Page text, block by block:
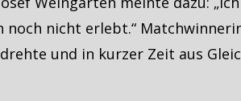
noch nicht erlebt.“
und in kurzer Zeit aus